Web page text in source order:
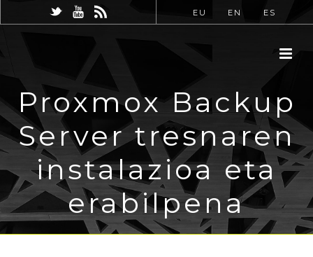
EU EN ES
Proxmox Backup
Server tresnaren
instalazioa eta
erabilpena